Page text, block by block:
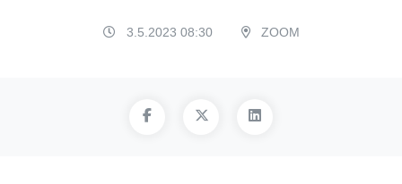
3.5.2023 08:30 ZOOM